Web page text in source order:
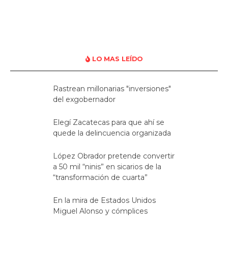
LO MAS LEÍDO
Rastrean millonarias "inversiones"
del exgobernador
Elegí Zacatecas para que ahí se
quede la delincuencia organizada
López Obrador pretende convertir
a 50 mil “ninis” en sicarios de la
“transformación de cuarta”
En la mira de Estados Unidos
Miguel Alonso y cómplices